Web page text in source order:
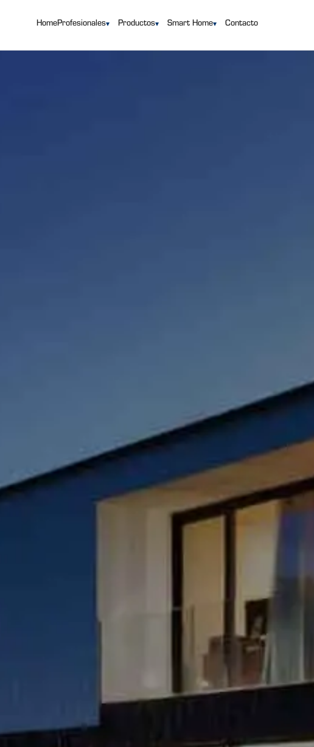
HomeProfesionales Productos Smart Home Contacto